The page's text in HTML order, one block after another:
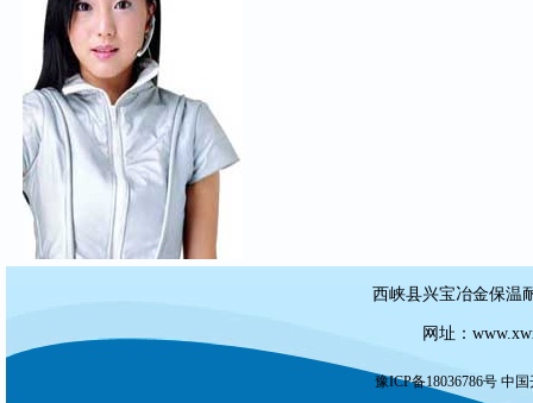
西峡县兴宝冶金保
网址：
豫ICP备18036786号中国